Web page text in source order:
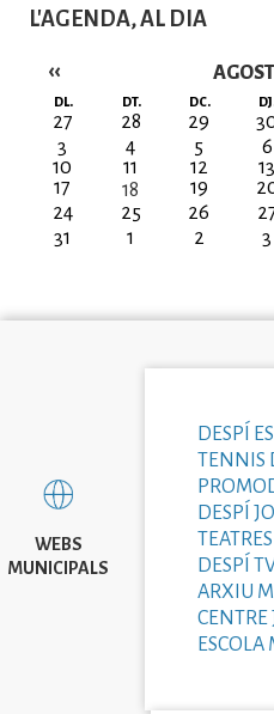
L'AGENDA, AL DIA
Paginació
‹‹
DL. DT. DC.
27 28 29
3
4 5 6
10
11 12 13
17
18 19
24
25 26
31
1 2 3
WEBS
MUNICIPALS
DESPÍ
TENNIS
DESPÍ
DESPÍ
ARXIU
CENTRE
ESCOLA